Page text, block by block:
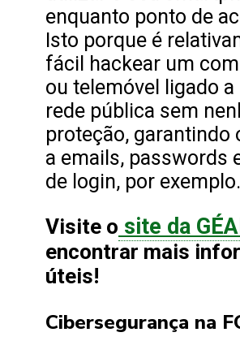
enquanto ponto de
Isto porque é
fácil hackear um
ou telemóvel ligado a
rede pública sem
proteção, garantindo
a emails, passwords
de login, por exemplo.
Visite o site da
encontrar mais
úteis!
Cibersegurança na